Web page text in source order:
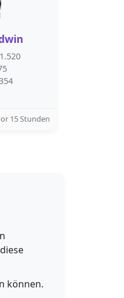
15 Stunden
können.